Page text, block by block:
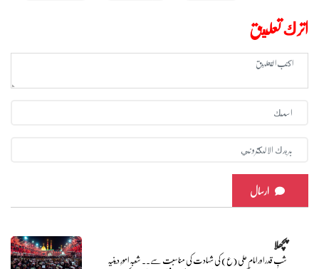
اترك تعليق
ارسال
پچھلا
شبِ قدر اور امام علی (ع) کی شہادت کی مناسبت سے.. شعبہ امورِ دینیہ